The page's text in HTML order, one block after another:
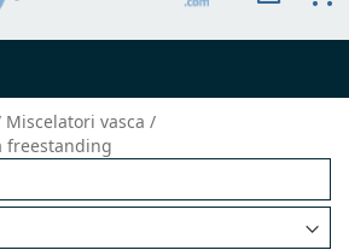
Miscelatori vasca
freestanding